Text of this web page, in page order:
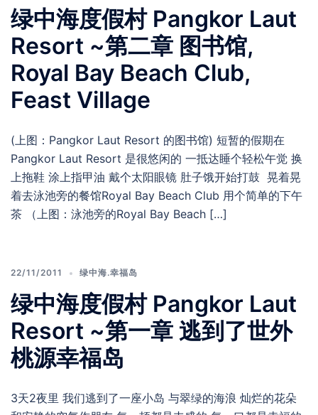
绿中海度假村 Pangkor Laut
Resort ~第二章 图书馆,
Royal Bay Beach Club,
Feast Village
(上图：Pangkor Laut Resort 的图书馆) 短暂的假期在
Pangkor Laut Resort 是很悠闲的 一抵达睡个轻松午觉 换
上拖鞋 涂上指甲油 戴个太阳眼镜 肚子饿开始打鼓 晃着晃
着去泳池旁的餐馆Royal Bay Beach Club 用个简单的下午
茶 （上图：泳池旁的Royal Bay Beach […]
22/11/2011 绿中海.幸福岛
绿中海度假村 Pangkor Laut
Resort ~第一章 逃到了世外
桃源幸福岛
3天2夜里 我们逃到了一座小岛 与翠绿的海浪 灿烂的花朵